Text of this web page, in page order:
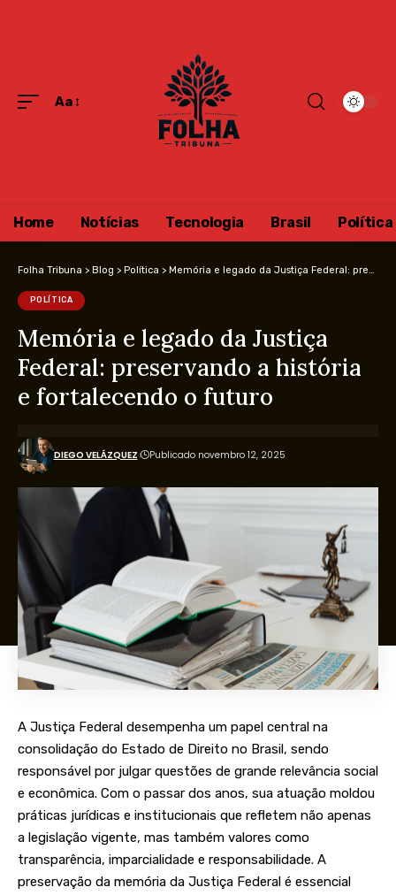
Aa
Home Notícias Tecnologia Brasil Política
Folha Tribuna > Blog > Política > Memória e legado da Justiça Federal: preservando a história e fortalecendo o futuro
POLÍTICA
Memória e legado da Justiça
Federal: preservando a história
e fortalecendo o futuro
DIEGO VELÁZQUEZ Publicado novembro 12, 2025
A Justiça Federal desempenha um papel central na
consolidação do Estado de Direito no Brasil, sendo
responsável por julgar questões de grande relevância social
e econômica. Com o passar dos anos, sua atuação moldou
práticas jurídicas e institucionais que refletem não apenas
a legislação vigente, mas também valores como
transparência, imparcialidade e responsabilidade. A
preservação da memória da Justiça Federal é essencial